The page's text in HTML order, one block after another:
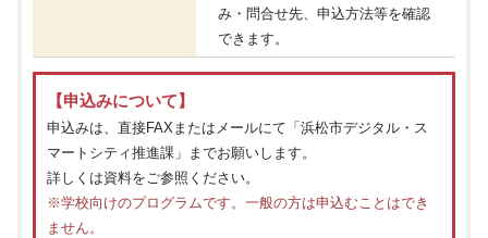
み・問合せ先、申込方法等を確認
できます。
【申込みについて】
申込みは、直接FAXまたはメールにて「浜松市デジタル・ス
マートシティ推進課」までお願いします。
詳しくは資料をご参照ください。
※学校向けのプログラムです。一般の方は申込むことはでき
ません。